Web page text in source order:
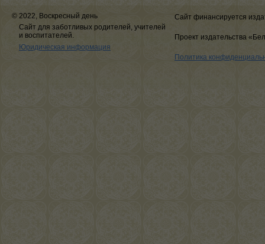
© 2022, Воскресный день
Сайт для заботливых родителей, учителей
и воспитателей.
Юридическая информация
Сайт финансируется
Проект издательства
Политика